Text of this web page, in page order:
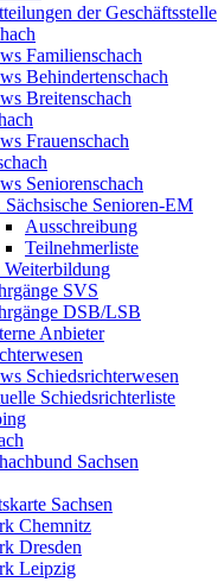
der Geschäftsstelle
Familienschach
Behindertenschach
Breitenschach
Frauenschach
Seniorenschach
Sächsische Senioren-EM
Ausschreibung
Teilnehmerliste
Weiterbildung
SVS
DSB/LSB
Anbieter
Schiedsrichterwesen
Schiedsrichterliste
Sachsen
Sachsen
Chemnitz
Dresden
Leipzig